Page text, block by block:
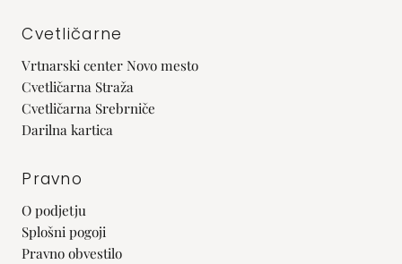
Cvetličarne
Vrtnarski center Novo mesto
Cvetličarna Straža
Cvetličarna Srebrniče
Darilna kartica
Pravno
O podjetju
Splošni pogoji
Pravno obvestilo